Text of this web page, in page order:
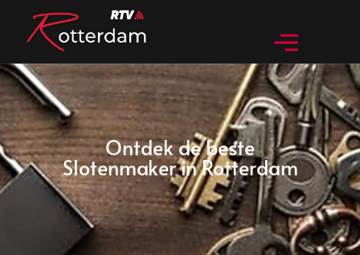
Ontdek de beste
Slotenmaker in Rotterdam